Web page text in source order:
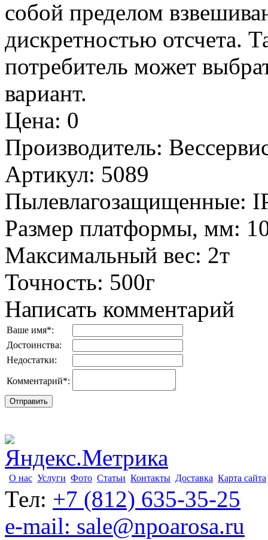
собой пределом
дискретностью отсчета.
потребитель может
вариант.
Цена: 0
Производитель:
Артикул: 5089
Пылевлагозащищенные:
Размер платформы, мм:
Максимальный вес: 2т
Точность: 500г
Написать комментарий
Ваше имя*:
Достоинства:
Недостатки:
Комментарий*:
О нас Услуги Фото Статьи Контакты Доставка Карта сайта
Тел: +7 (812) 635-35-25
e-mail: sale@npoarosa.ru